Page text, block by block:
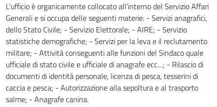
L'ufficio è organicamente collocato all'interno del Servizio Affari
Generali e si occupa delle seguenti materie: - Servizi anagrafici,
dello Stato Civile; - Servizio Elettorale; - AIRE; - Servizio
statistiche demografiche; - Servizi per la leva e il reclutamento
militare; - Attività conseguenti alle funzioni del Sindaco quale
ufficiale di stato civile e ufficiale di anagrafe ecc…; - Rilascio di
documenti di identità personale, licenza di pesca, tesserini di
caccia e pesca; - Autorizzazione alla sepoltura e al trasporto
salme; - Anagrafe canina.